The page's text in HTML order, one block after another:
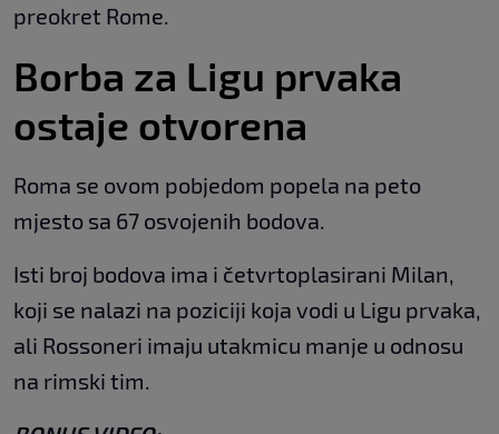
preokret Rome.
Borba za Ligu prvaka
ostaje otvorena
Roma se ovom pobjedom popela na peto
mjesto sa 67 osvojenih bodova.
Isti broj bodova ima i četvrtoplasirani Milan,
koji se nalazi na poziciji koja vodi u Ligu prvaka,
ali Rossoneri imaju utakmicu manje u odnosu
na rimski tim.